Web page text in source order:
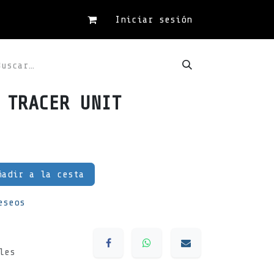
Iniciar sesión
UNIT
a la cesta